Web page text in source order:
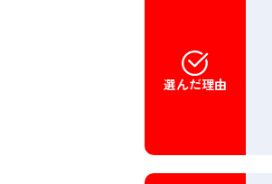
選んだ理由